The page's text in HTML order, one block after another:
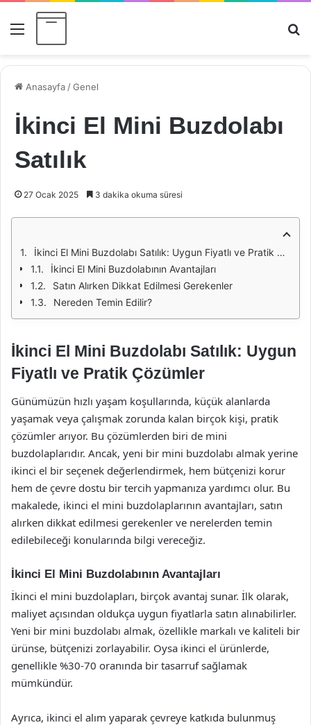
Menü
Anasayfa /Genel
İkinci El Mini Buzdolabı
Satılık
27 Ocak 2025 3 dakika okuma süresi
İkinci El Mini Buzdolabı Satılık: Uygun Fiyatlı ve Pratik Çözümler
İkinci El Mini Buzdolabının Avantajları
Satın Alırken Dikkat Edilmesi Gerekenler
Nereden Temin Edilir?
İkinci El Mini Buzdolabı Satılık: Uygun
Fiyatlı ve Pratik Çözümler
Günümüzün hızlı yaşam koşullarında, küçük alanlarda
yaşamak veya çalışmak zorunda kalan birçok kişi, pratik
çözümler arıyor. Bu çözümlerden biri de mini
buzdolaplarıdır. Ancak, yeni bir mini buzdolabı almak yerine
ikinci el bir seçenek değerlendirmek, hem bütçenizi korur
hem de çevre dostu bir tercih yapmanıza yardımcı olur. Bu
makalede, ikinci el mini buzdolaplarının avantajları, satın
alırken dikkat edilmesi gerekenler ve nerelerden temin
edilebileceği konularında bilgi vereceğiz.
İkinci El Mini Buzdolabının Avantajları
İkinci el mini buzdolapları, birçok avantaj sunar. İlk olarak,
maliyet açısından oldukça uygun fiyatlarla satın alınabilirler.
Yeni bir mini buzdolabı almak, özellikle markalı ve kaliteli bir
ürünse, bütçenizi zorlayabilir. Oysa ikinci el ürünlerde,
genellikle %30-70 oranında bir tasarruf sağlamak
mümkündür.
Ayrıca, ikinci el alım yaparak çevreye katkıda bulunmuş